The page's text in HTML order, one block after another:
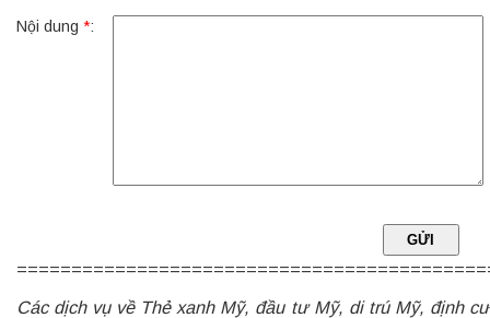
Nội dung *:
Các dịch vụ về Thẻ xanh Mỹ, đầu tư Mỹ, di trú Mỹ, định